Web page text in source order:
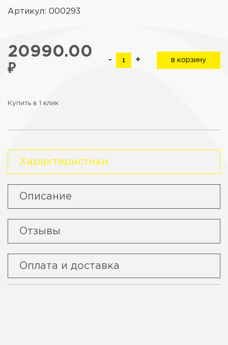
Артикул: 000293
20990.00
₽
- + в корзину
Купить в 1 клик
Характеристики
Описание
Отзывы
Оплата и доставка